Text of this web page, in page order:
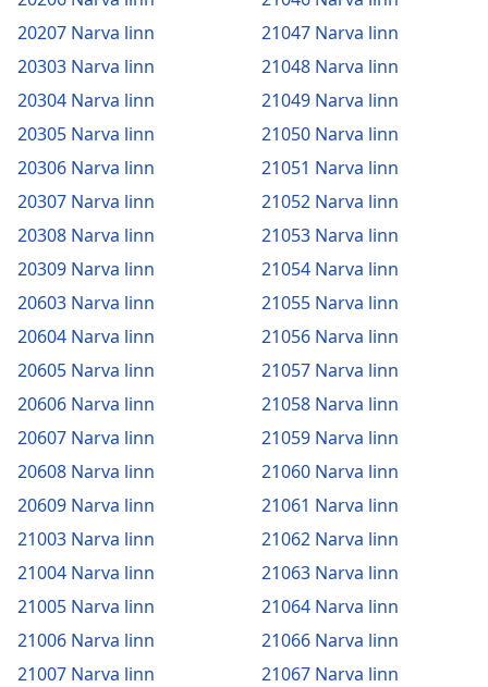
20207 Narva linn
20303 Narva linn
20304 Narva linn
20305 Narva linn
20306 Narva linn
20307 Narva linn
20308 Narva linn
20309 Narva linn
20603 Narva linn
20604 Narva linn
20605 Narva linn
20606 Narva linn
20607 Narva linn
20608 Narva linn
20609 Narva linn
21003 Narva linn
21004 Narva linn
21005 Narva linn
21006 Narva linn
21007 Narva linn
21047 Narva linn
21048 Narva linn
21049 Narva linn
21050 Narva linn
21051 Narva linn
21052 Narva linn
21053 Narva linn
21054 Narva linn
21055 Narva linn
21056 Narva linn
21057 Narva linn
21058 Narva linn
21059 Narva linn
21060 Narva linn
21061 Narva linn
21062 Narva linn
21063 Narva linn
21064 Narva linn
21066 Narva linn
21067 Narva linn